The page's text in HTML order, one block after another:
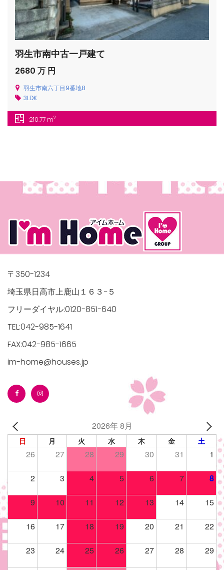
羽生市南中古一戸建て
2680 万 円
羽生市南六丁目9番地8
3LDK
210.77 m2
manager/wp-
top-
manager/wp-
top-
〒350-1234
埼玉県日高市上鹿山１６３−５
フリーダイヤル:0120-851-640
TEL:042-985-1641
FAX:042-985-1665
im-home@houses.jp
2026年 8月
日 月 火 水 木 金 土
26 27 28 29 30 31 1
2 3 4 5 6 7 8
9 10 11 12 13 14 15
16 17 18 19 20 21 22
23 24 25 26 27 28 29